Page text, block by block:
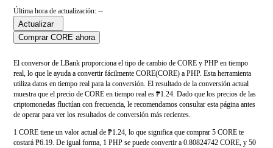
Última hora de actualización: --
Actualizar
Comprar CORE ahora
El conversor de LBank proporciona el tipo de cambio de CORE y PHP en tiempo
real, lo que le ayuda a convertir fácilmente CORE(CORE) a PHP. Esta herramienta
utiliza datos en tiempo real para la conversión. El resultado de la conversión actual
muestra que el precio de CORE en tiempo real es ₱1.24. Dado que los precios de las
criptomonedas fluctúan con frecuencia, le recomendamos consultar esta página antes
de operar para ver los resultados de conversión más recientes.
1 CORE tiene un valor actual de ₱1.24, lo que significa que comprar 5 CORE te
costará ₱6.19. De igual forma, 1 PHP se puede convertir a 0.80824742 CORE, y 50